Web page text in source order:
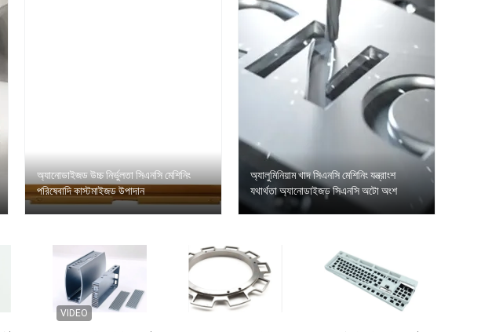
অ্যানোডাইজড উচ্চ নির্ভুলতা সিএনসি মেশিনিং
পরিষেবাদি কাস্টমাইজড উপাদান
অ্যালুমিনিয়াম খাদ সিএনসি মেশিনিং যন্ত্রাংশ
যথার্থতা অ্যানোডাইজড সিএনসি অটো অংশ
VIDEO